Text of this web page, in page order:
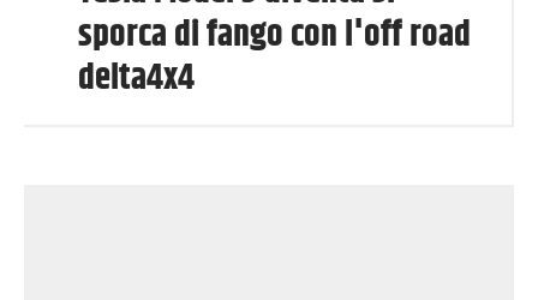
sporca di fango con l'off road
delta4x4